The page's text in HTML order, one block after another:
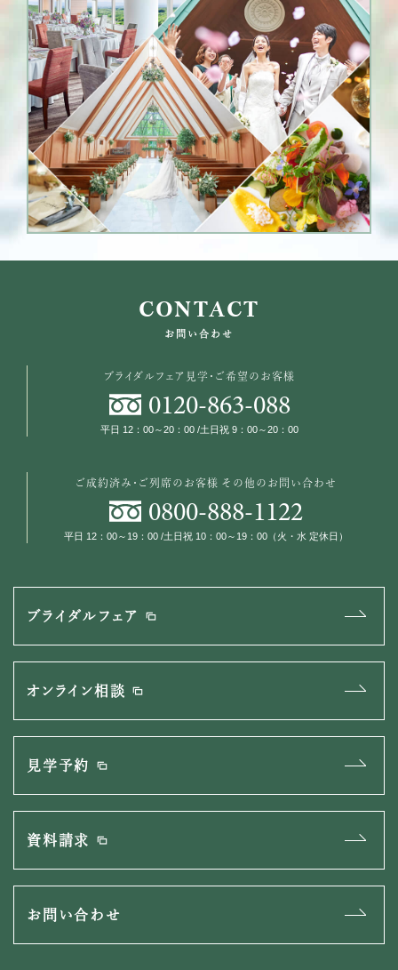
CONTACT
お問い合わせ
ブライダルフェア見学・ご希望のお客様
0120-863-088
平日 12：00～20：00 /土日祝 9：00～20：00
ご成約済み・ご列席のお客様その他のお問い合わせ
0800-888-1122
平日 12：00～19：00 /土日祝 10：00～19：00（火・水 定休日）
ブライダルフェア
オンライン相談
見学予約
資料請求
お問い合わせ